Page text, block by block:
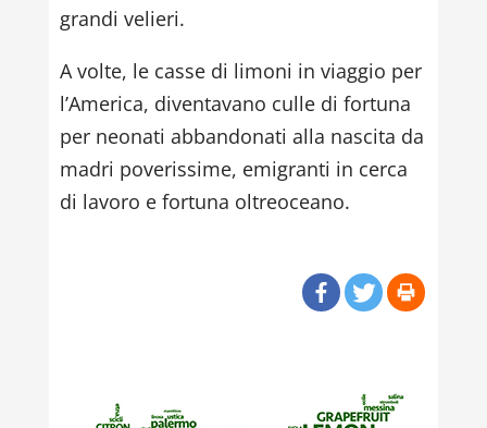
grandi velieri.
A volte, le casse di limoni in viaggio per
l’America, diventavano culle di fortuna
per neonati abbandonati alla nascita da
madri poverissime, emigranti in cerca
di lavoro e fortuna oltreoceano.